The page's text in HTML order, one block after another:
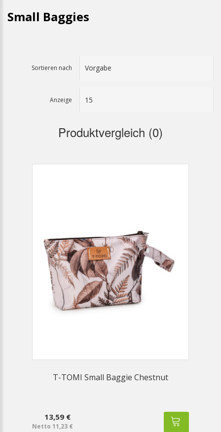
Small Baggies
Sortieren nach
Anzeige
Produktvergleich (0)
T-TOMI Small Baggie Chestnut
13,59 €
Netto 11,23 €